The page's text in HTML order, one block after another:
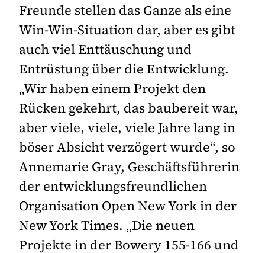
Freunde stellen das Ganze als eine
Win-Win-Situation dar, aber es gibt
auch viel Enttäuschung und
Entrüstung über die Entwicklung.
„Wir haben einem Projekt den
Rücken gekehrt, das baubereit war,
aber viele, viele, viele Jahre lang in
böser Absicht verzögert wurde“, so
Annemarie Gray, Geschäftsführerin
der entwicklungsfreundlichen
Organisation Open New York in der
New York Times. „Die neuen
Projekte in der Bowery 155-166 und